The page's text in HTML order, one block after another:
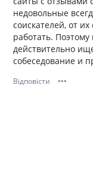
недовольные
соискателей, от
работать.
действительно
собеседование и
Відповісти •••